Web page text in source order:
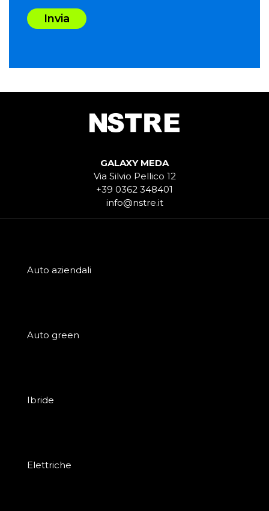
Invia
GALAXY MEDA
Via Silvio Pellico 12
+39 0362 348401
info@nstre.it
Auto aziendali
Auto green
Ibride
Elettriche